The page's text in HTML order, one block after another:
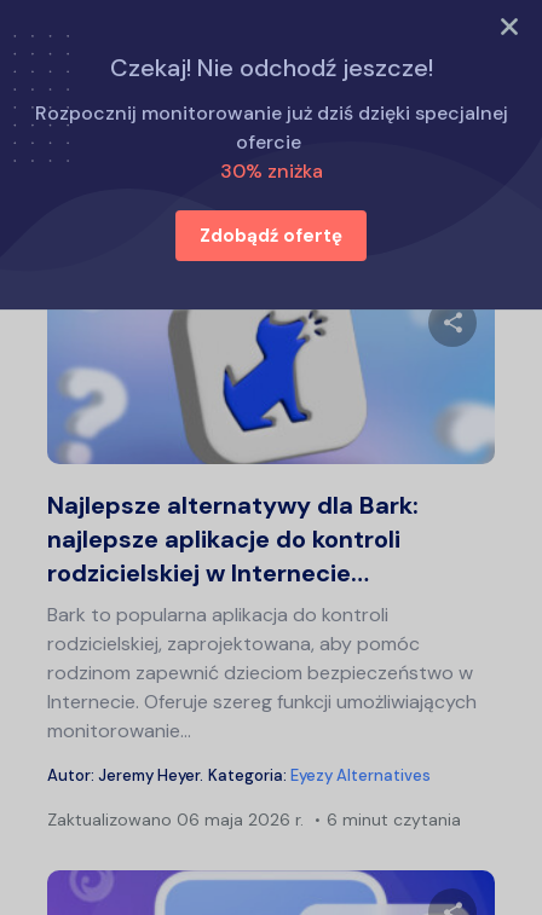
WYPRÓBUJ TERAZ
Czekaj! Nie odchodź jeszcze!
Rozpocznij monitorowanie już dziś dzięki specjalnej
ofercie
30% zniżka
Zdobądź ofertę
Strona główna Alternatywy dla Eyezy
Alternatywy dla Eyezy
Najlepsze alternatywy dla Bark:
najlepsze aplikacje do kontroli
rodzicielskiej w Internecie…
Bark to popularna aplikacja do kontroli
rodzicielskiej, zaprojektowana, aby pomóc
rodzinom zapewnić dzieciom bezpieczeństwo w
Internecie. Oferuje szereg funkcji umożliwiających
monitorowanie...
Autor: Jeremy Heyer. Kategoria: Eyezy Alternatives
Zaktualizowano 06 maja 2026 r. 6 minut czytania